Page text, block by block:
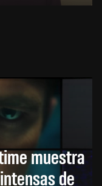
muestra
de